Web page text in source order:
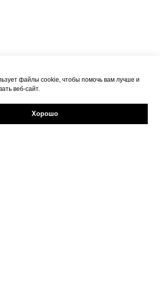
свой вопрос в Max
файлы cookie, чтобы помочь вам лучше и
веб-сайт.
Хорошо